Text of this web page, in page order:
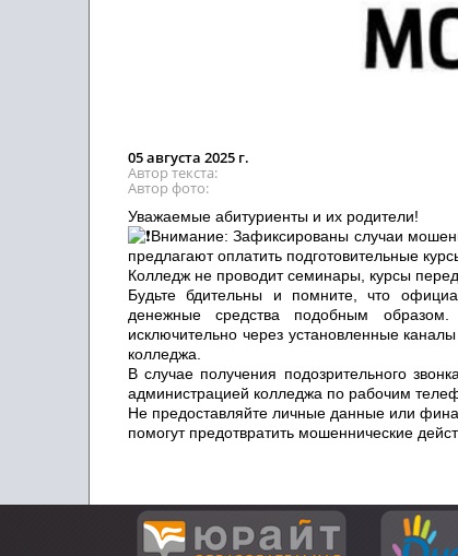
05 августа 2025 г.
Автор текста
Автор фото
Уважаемые абитуриенты и их родители!
Внимание: Зафиксированы случаи
предлагают оплатить подготовительные
Колледж не проводит семинары, курсы
Будьте бдительны и помните, что
денежные средства подобным
исключительно через установленные
колледжа.
В случае получения подозрительного
администрацией колледжа по рабочим
Не предоставляйте личные данные или
помогут предотвратить мошеннические